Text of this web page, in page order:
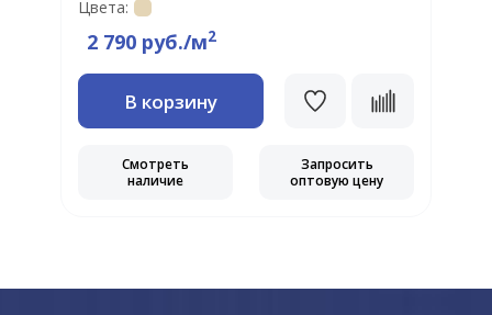
Цвета:
2 790 руб./м2
В корзину
Смотреть
наличие
Запросить
оптовую цену